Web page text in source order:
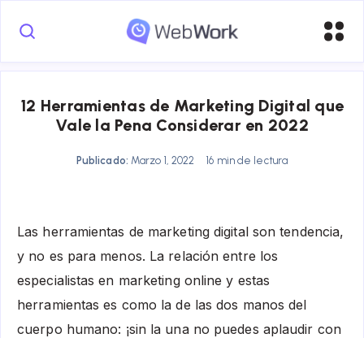
12 Herramientas de Marketing Digital que
Vale la Pena Considerar en 2022
Publicado: Marzo 1, 2022 16 min de lectura
Las herramientas de marketing digital son tendencia,
y no es para menos. La relación entre los
especialistas en marketing online y estas
herramientas es como la de las dos manos del
cuerpo humano: ¡sin la una no puedes aplaudir con